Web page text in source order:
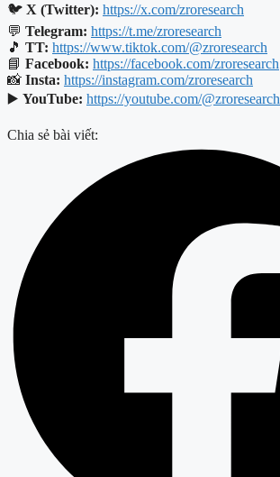
🐦 X (Twitter): https://x.com/zroresearch
💬 Telegram: https://t.me/zroresearch
🎵 TT: https://www.tiktok.com/@zroresearch
📘 Facebook: https://facebook.com/zroresearch
📸 Insta: https://instagram.com/zroresearch
▶️ YouTube: https://youtube.com/@zroresearch
Chia sẻ bài viết: